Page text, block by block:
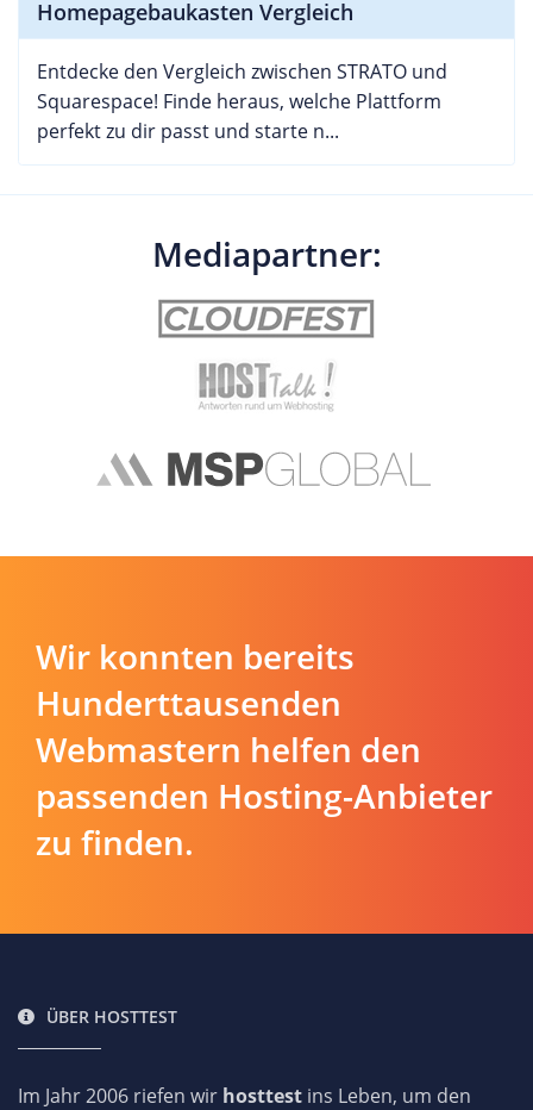
Homepagebaukasten Vergleich
Entdecke den Vergleich zwischen STRATO und
Squarespace! Finde heraus, welche Plattform
perfekt zu dir passt und starte n...
Mediapartner:
Wir konnten bereits
Hunderttausenden
Webmastern helfen den
passenden Hosting-Anbieter
zu finden.
ÜBER HOSTTEST
Im Jahr 2006 riefen wir hosttest ins Leben, um den